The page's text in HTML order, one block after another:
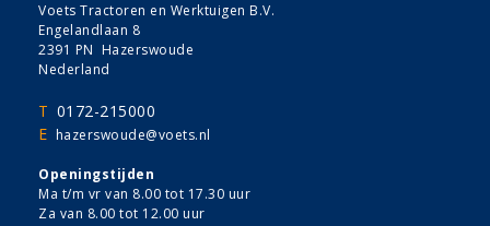
Voets Tractoren en Werktuigen B.V.
Engelandlaan 8
2391 PN Hazerswoude
Nederland
T 0172-215000
E hazerswoude@voets.nl
Openingstijden
Ma t/m vr van 8.00 tot 17.30 uur
Za van 8.00 tot 12.00 uur